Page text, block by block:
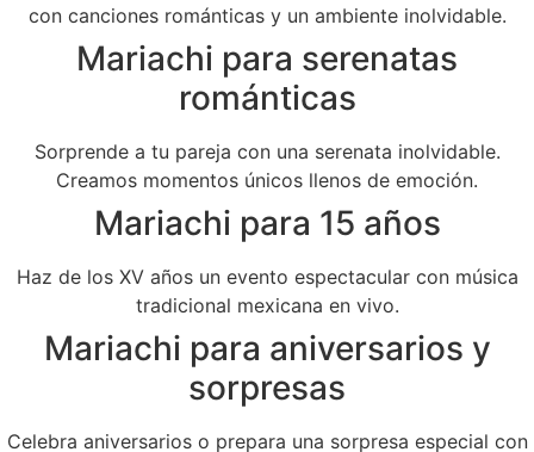
con canciones románticas y un ambiente inolvidable.
Mariachi para serenatas
románticas
Sorprende a tu pareja con una serenata inolvidable.
Creamos momentos únicos llenos de emoción.
Mariachi para 15 años
Haz de los XV años un evento espectacular con música
tradicional mexicana en vivo.
Mariachi para aniversarios y
sorpresas
Celebra aniversarios o prepara una sorpresa especial con